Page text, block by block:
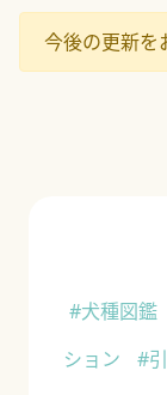
今後の更新を
#犬種図鑑
ション
#